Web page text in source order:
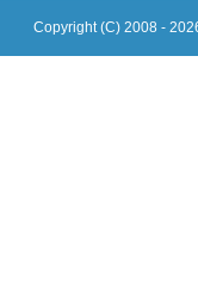
Copyright (C) 2008 -